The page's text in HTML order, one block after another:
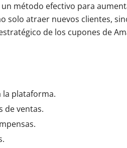
método efectivo para
solo atraer nuevos clientes,
de los cupones de
la plataforma.
de ventas.